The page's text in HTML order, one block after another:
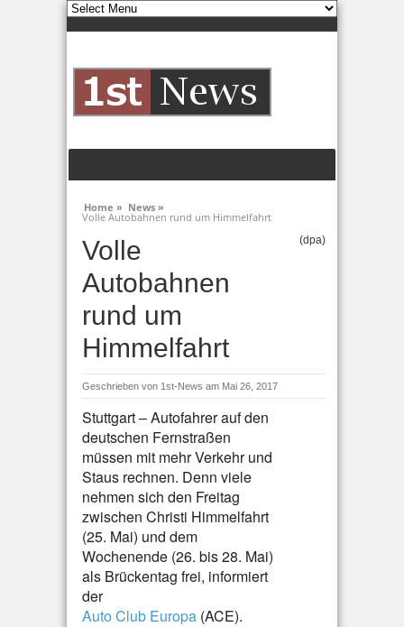
Home » News »
Volle Autobahnen rund um Himmelfahrt
Volle
Autobahnen
rund um
Himmelfahrt
(dpa)
Geschrieben von 1st-News am Mai 26, 2017
Stuttgart – Autofahrer auf den
deutschen Fernstraßen
müssen mit mehr Verkehr und
Staus rechnen. Denn viele
nehmen sich den Freitag
zwischen Christi Himmelfahrt
(25. Mai) und dem
Wochenende (26. bis 28. Mai)
als Brückentag frei, informiert
der
Auto Club Europa (ACE).